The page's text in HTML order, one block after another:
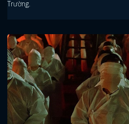
Trường.